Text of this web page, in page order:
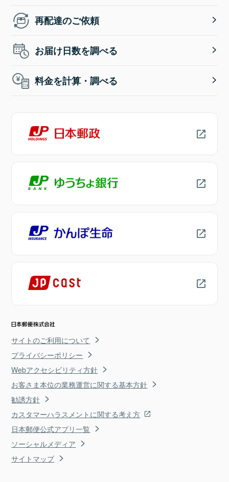
再配達のご依頼
お届け日数を調べる
料金を計算・調べる
サイトのご利用について
プライバシーポリシー
Webアクセシビリティ方針
お客さま本位の業務運営に関する基本方針
勧誘方針
カスタマーハラスメントに関する考え方
日本郵便公式アプリ一覧
ソーシャルメディア
サイトマップ